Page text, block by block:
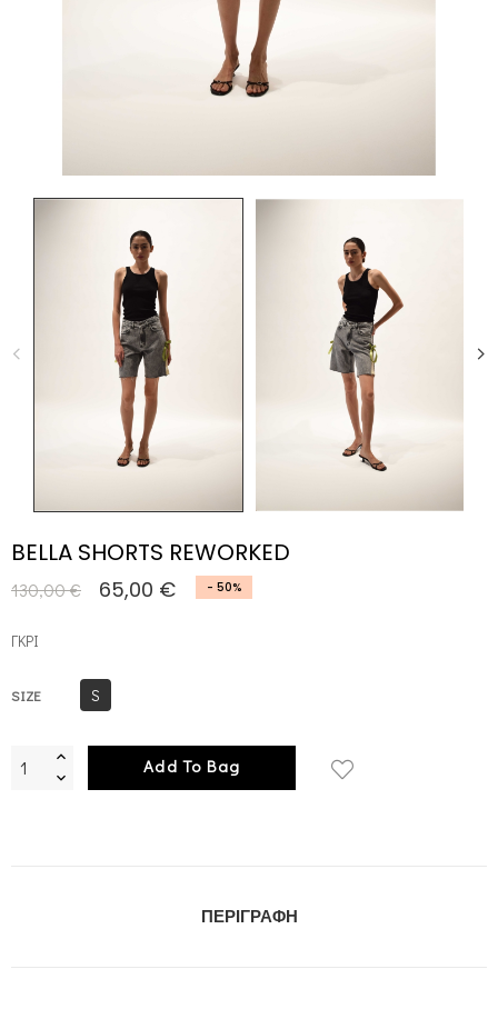
BELLA SHORTS REWORKED
130,00 € 65,00 € - 50%
ΓΚΡΙ
SIZE S
Add To Bag
ΠΕΡΙΓΡΑΦΉ